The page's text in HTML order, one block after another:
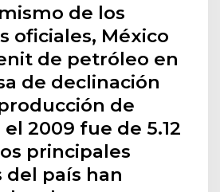
de los
oficiales, México
de petróleo en
de declinación
de
2009 fue de 5.12
principales
país han